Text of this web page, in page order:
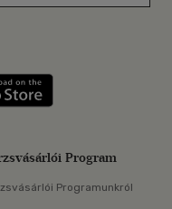
Szerezd meg: Google
Program
Programunkról